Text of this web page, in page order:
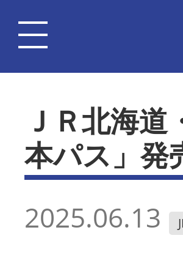
ＪＲ北海
本パス」
2025.06.13